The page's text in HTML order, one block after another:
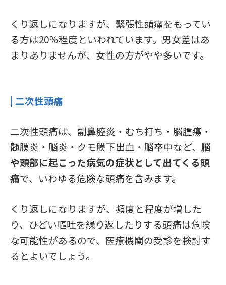
くり返しになりますが、緊張性頭痛をもってい
る方は20％程度といわれています。男女差はあ
まりありませんが、女性の方がやや多いです。
| 二次性頭痛
二次性頭痛は、副鼻腔炎・むち打ち・脳腫瘍・
髄膜炎・脳炎・クモ膜下出血・脳卒中など、 脳
や頭部に起こった病気の症状として出てくる頭
痛で、いわゆる危険な頭痛を含みます。
くり返しになりますが、頻度と程度が増した
り、ひどい嘔吐を繰り返したりする頭痛は危険
な可能性があるので、医療機関の受診を検討す
るとよいでしょう。